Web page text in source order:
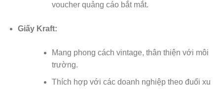
voucher quảng cáo bắt mắt.
Giấy Kraft:
Mang phong cách vintage, thân thiện với môi
trường.
Thích hợp với các doanh nghiệp theo đuổi xu